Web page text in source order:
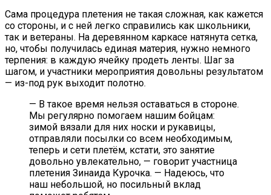
Сама процедура плетения не такая сложная, как кажется
со стороны, и с ней легко справились как школьники,
так и ветераны. На деревянном каркасе натянута сетка,
но, чтобы получилась единая материя, нужно немного
терпения: в каждую ячейку продеть ленты. Шаг за
шагом, и участники мероприятия довольны результатом
— из-под рук выходит полотно.
— В такое время нельзя оставаться в стороне.
Мы регулярно помогаем нашим бойцам:
зимой вязали для них носки и рукавицы,
отправляли посылки со всем необходимым,
теперь и сети плетём, кстати, это занятие
довольно увлекательно, — говорит участница
плетения Зинаида Курочка. — Надеюсь, что
наш небольшой, но посильный вклад